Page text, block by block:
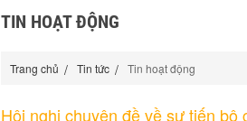
TIN HOẠT ĐỘNG
Trang chủ Tin tức Tin hoạt động
Hội nghị chuyên đề về sự tiến